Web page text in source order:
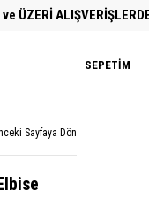
ALIŞVERİŞLERDE
SEPETIM
Sayfaya Dön